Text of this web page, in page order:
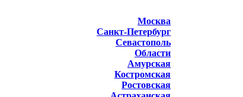
Москва
Санкт-Петербург
Севастополь
Области
Амурская
Костромская
Ростовская